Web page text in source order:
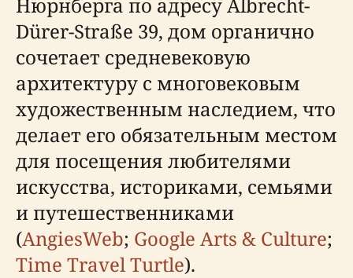
Dürer-Straße 39, дом органично
сочетает средневековую
архитектуру с многовековым
художественным наследием, что
делает его обязательным местом
для посещения любителями
искусства, историками, семьями
и путешественниками
(AngiesWeb; Google Arts & Culture;
Time Travel Turtle).